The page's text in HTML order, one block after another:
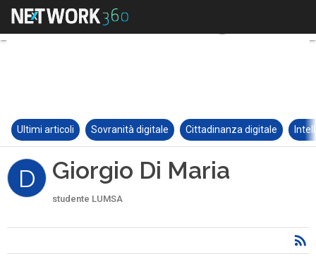
Ultimi articoli Sovranità digitale Cittadinanza digitale
D Giorgio Di Maria
studente LUMSA